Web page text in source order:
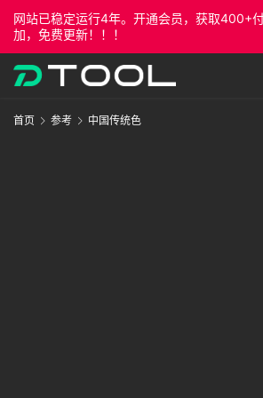
网站已稳定运行4年。开通会员，获取400+
加，免费更新！！！
首页 参考 中国传统色